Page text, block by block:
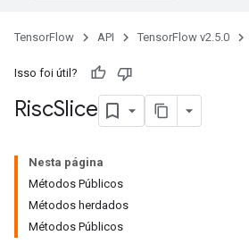
TensorFlow API TensorFlow v2.5.0
Isso foi útil?
RiscSlice
Nesta página
Métodos Públicos
Métodos herdados
Métodos Públicos